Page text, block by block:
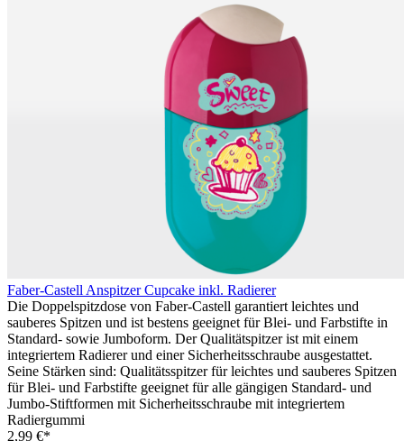
Faber-Castell Anspitzer Cupcake inkl. Radierer
Die Doppelspitzdose von Faber-Castell garantiert leichtes und
sauberes Spitzen und ist bestens geeignet für Blei- und Farbstifte in
Standard- sowie Jumboform. Der Qualitätspitzer ist mit einem
integriertem Radierer und einer Sicherheitsschraube ausgestattet.
Seine Stärken sind: Qualitätsspitzer für leichtes und sauberes Spitzen
für Blei- und Farbstifte geeignet für alle gängigen Standard- und
Jumbo-Stiftformen mit Sicherheitsschraube mit integriertem
Radiergummi
2,99 €*